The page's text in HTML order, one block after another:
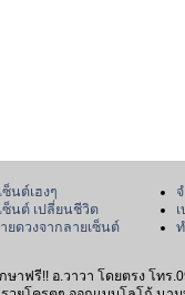
ซ็นต์เฮงๆ
ซ็นต์ เปลี่ยนชีวิต
ยดวงจากลายเซ็นต์
ษาฟรี!! อ.วาวา โดยตรง โทร